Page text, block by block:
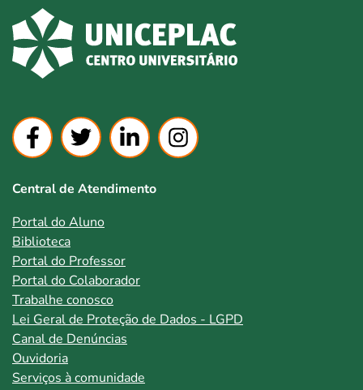
Central de Atendimento
Portal do Aluno
Biblioteca
Portal do Professor
Portal do Colaborador
Trabalhe conosco
Lei Geral de Proteção de Dados - LGPD
Canal de Denúncias
Ouvidoria
Serviços à comunidade